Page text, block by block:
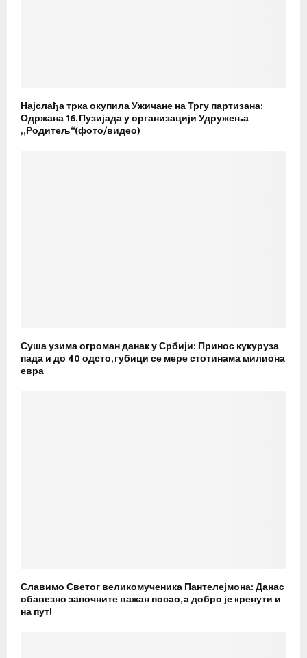
Најслађа трка окупила Ужичане на Тргу партизана:
Одржана 16. Пузијада у организацији Удружења
„Родитељ“(фото/видео)
Суша узима огроман данак у Србији: Принос кукуруза
пада и до 40 одсто, губици се мере стотинама милиона
евра
Славимо Светог великомученика Пантелејмона: Данас
обавезно започните важан посао, а добро је кренути и
на пут!